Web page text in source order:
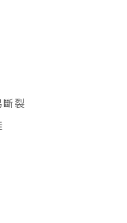
斷裂